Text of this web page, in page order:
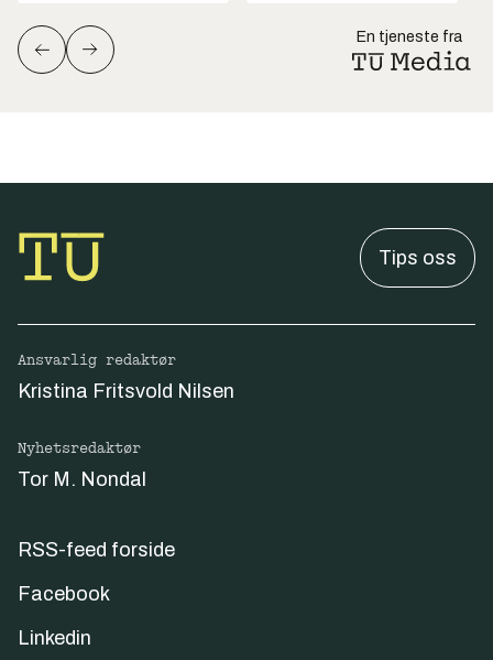
En tjeneste fra
Tips oss
Ansvarlig redaktør
Kristina Fritsvold Nilsen
Nyhetsredaktør
Tor M. Nondal
RSS-feed forside
Facebook
Linkedin